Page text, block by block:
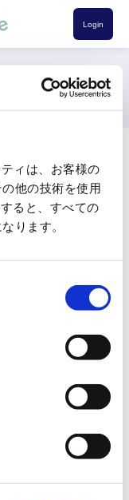
ィは、お客様の
他の技術を使用
ると、すべての
ります。
Login
Papers